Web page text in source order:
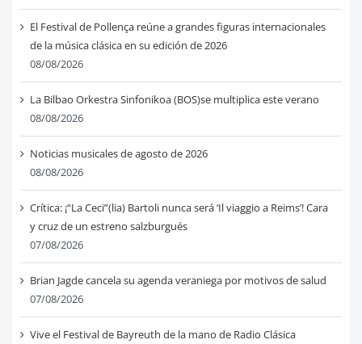
El Festival de Pollença reúne a grandes figuras internacionales
de la música clásica en su edición de 2026
08/08/2026
La Bilbao Orkestra Sinfonikoa (BOS)se multiplica este verano
08/08/2026
Noticias musicales de agosto de 2026
08/08/2026
Crítica: ¡“La Ceci”(lia) Bartoli nunca será ‘Il viaggio a Reims’! Cara
y cruz de un estreno salzburgués
07/08/2026
Brian Jagde cancela su agenda veraniega por motivos de salud
07/08/2026
Vive el Festival de Bayreuth de la mano de Radio Clásica